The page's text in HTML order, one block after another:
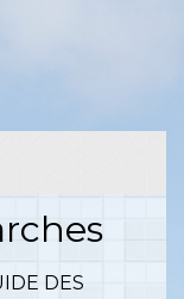
DES